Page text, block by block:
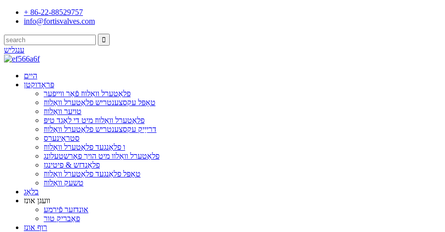
+ 86-22-88529757
info@fortisvalves.com
ענגליש
היים
פּראָדוקטן
פלאַטערל וואַלווז פֿאַר ווייפער
טאָפּל עקסצענטריש פלאַטערל וואַלווז
טויער וואַלווז
פלאַטערל וואַלווז מיט די לאַגד טיפּ
דרייַיק עקסצענטריש פלאַטערל וואַלווז
סטראַינערס
ו פלאַנגעד פלאַטערל וואַלווז
פלאַטערל וואַלוו מיט הויך פאָרשטעלונג
פלאַנדזש & פיטינגז
טאָפּל פלאַנגעד פלאַטערל וואַלווז
טשעק וואַלווז
בלאָג
וועגן אונז
אונדזער פֿירמע
פאַבריק טור
רוף אונז